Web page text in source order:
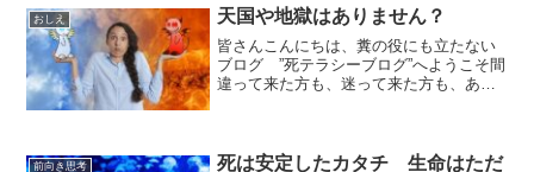
な事は必要ありません。心の片隅にでも
置いておいて下さい。
おしえ 天国や地獄はありません？
皆さんこんにちは、糞の役にも立たない
ブログ ”死テラシーブログ”へようこそ間
違って来た方も、迷って来た方も、あな
でも賛同していただけて...
前向き思考
死は安定したカタチ 生命はただ